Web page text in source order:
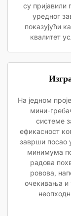
су пријавили
уредног
показујући
квалитет
На једном
мини-
системе
ефикасност
заврши посао
минимума
радова
ровова,
очекивања и